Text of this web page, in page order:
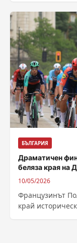
БЪЛГАРИЯ
Драматичен
беляза края на
10/05/2026
Французинът
край